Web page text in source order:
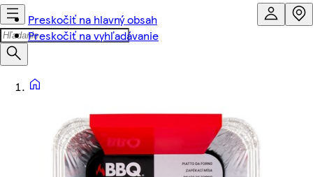
Preskočiť na hlavný obsah
Preskočiť na vyhľadávanie